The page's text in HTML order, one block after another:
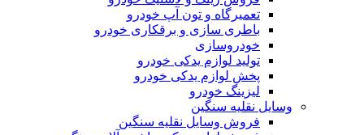
تعمیرگاه و تون آپ خودرو
باطری سازی و برقکاری خودرو
خودروسازی
تولید لوازم یدکی خودرو
پخش لوازم یدکی خودرو
لیزینگ خودرو
وسایل نقلیه سنگین
فروش وسایل نقلیه سنگین